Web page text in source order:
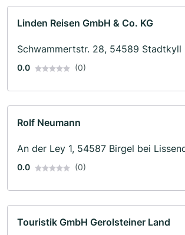
Linden Reisen GmbH & Co. KG
Schwammertstr. 28, 54589 Stadtkyll
0.0 (0)
Rolf Neumann
An der Ley 1, 54587 Birgel bei
0.0 (0)
Touristik GmbH Gerolsteiner Land